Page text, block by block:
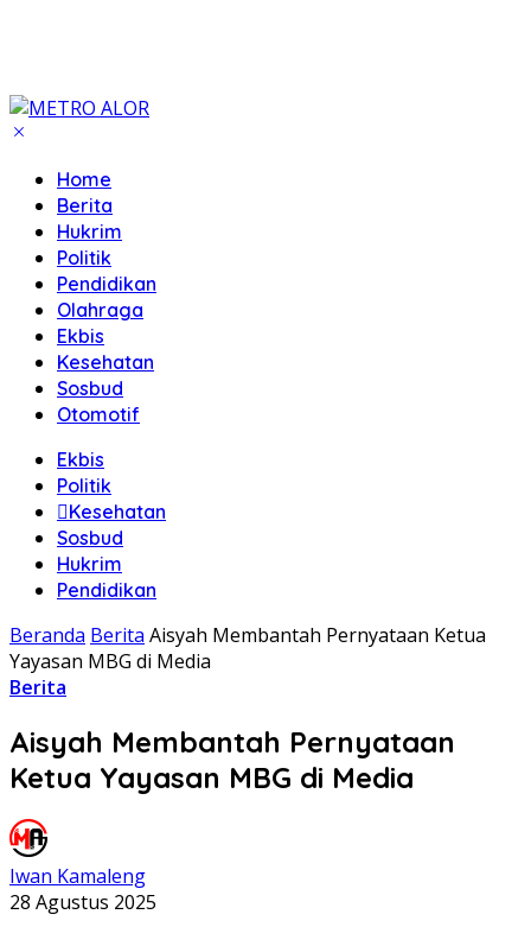
Home
Berita
Hukrim
Politik
Pendidikan
Olahraga
Ekbis
Kesehatan
Sosbud
Otomotif
Ekbis
Politik
Kesehatan
Sosbud
Hukrim
Pendidikan
Beranda Berita Aisyah Membantah Pernyataan Ketua
Yayasan MBG di Media
Berita
Aisyah Membantah Pernyataan
Ketua Yayasan MBG di Media
Iwan Kamaleng
28 Agustus 2025